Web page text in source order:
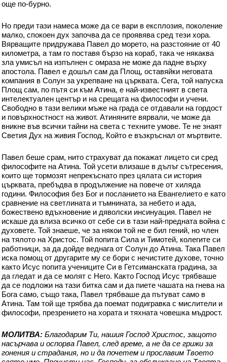
още по-бурно.
Но преди тази намеса може да се вари в експлозия, поколение
малко, спокоен дух започва да се проявява сред тези хора.
Вярващите придружава Павел до морето, на разстояние от 40
километра, а там го поставя бързо на кораб, така че някаква
зла умисъл на изпълнен с омраза не може да падне върху
апостола. Павел е дошъл сам да Площ, оставяйки неговата
компания в Солун за укрепване на църквата. Сега, той напуска
Площ сам, по пътя си към Атина, е най-известният в света
интелектуален център и на срещата на философи и учени.
Свободно в тази велики мъже на града се отдавали на гордост
и повърхностност на живот. Атиняните вярвали, че може да
вникне във всички тайни на света с техните умове. Те не знаят
Светия Дух на живия Господ, Който е възкръснал от мъртвите.
Павел беше срам, нито страхуват да покажат лицето си сред
философите на Атина. Той усети влизаше в дълъг сътресения,
които ще тормозят непрекъснато през цялата си история
църквата, пребъдва в продължение на повече от хиляда
години. Философия без Бог и посланието на Евангелието е като
сравнение на светлината и тъмнината, за небето и ада,
божествено вдъхновение и дяволски инсинуация. Павел не
искаше да влиза всичко от себе си в тази най-предната война с
духовете. Той знаеше, че за някои той не е бил гений, но член
на тялото на Христос. Той попита Сила и Тимотей, колегите си
работници, за да дойде веднага от Солун до Атина. Така Павел
иска помощ от другарите му се бори с нечистите духове, точно
както Исус попита учениците Си в Гетсиманската градина, за
да гледат и да се молят с Него. Както Господ Исус трябваше
да се подложи на тази битка сам и да пиете чашата на гнева на
Бога само, също така, Павел трябваше да пътуват само в
Атина. Там той ще трябва да поемат подигравка с мислители и
философи, презрението на хората и тяхната човешка мъдрост.
МОЛИТВА: Благодарим Ти, нашия Господ Христос, защото
насърчава и оспорва Павел, след време, а не да се грижи за
гонения и страдания, но и да почетем и прославим Твоето